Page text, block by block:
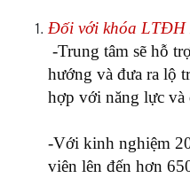
Đối với khóa LTĐH
-Trung tâm sẽ hỗ
hướng và đưa ra lộ
hợp với năng lực và
-Với kinh nghiệm
viên lên đến hơn